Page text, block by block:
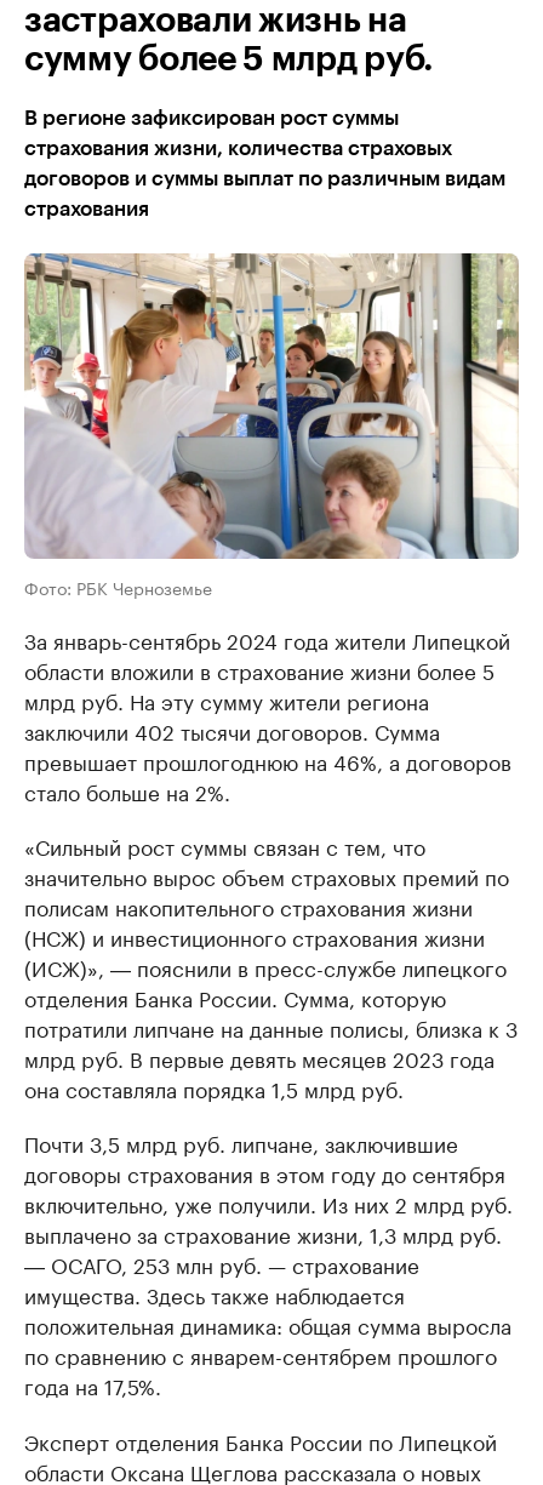
застраховали жизнь на
сумму более 5 млрд руб.
В регионе зафиксирован рост суммы
страхования жизни, количества страховых
договоров и суммы выплат по различным видам
страхования
Фото: РБК Черноземье
За январь-сентябрь 2024 года жители Липецкой
области вложили в страхование жизни более 5
млрд руб. На эту сумму жители региона
заключили 402 тысячи договоров. Сумма
превышает прошлогоднюю на 46%, а договоров
стало больше на 2%.
«Сильный рост суммы связан с тем, что
значительно вырос объем страховых премий по
полисам накопительного страхования жизни
(НСЖ) и инвестиционного страхования жизни
(ИСЖ)», ― пояснили в пресс-службе липецкого
отделения Банка России. Сумма, которую
потратили липчане на данные полисы, близка к 3
млрд руб. В первые девять месяцев 2023 года
она составляла порядка 1,5 млрд руб.
Почти 3,5 млрд руб. липчане, заключившие
договоры страхования в этом году до сентября
включительно, уже получили. Из них 2 млрд руб.
выплачено за страхование жизни, 1,3 млрд руб.
― ОСАГО, 253 млн руб. — страхование
имущества. Здесь также наблюдается
положительная динамика: общая сумма выросла
по сравнению с январем-сентябрем прошлого
года на 17,5%.
Эксперт отделения Банка России по Липецкой
области Оксана Щеглова рассказала о новых